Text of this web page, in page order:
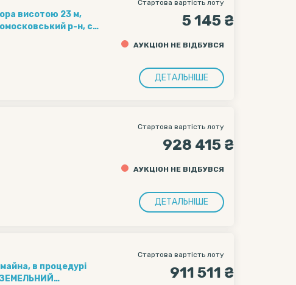
висотою 23 м,
р-н, с.
Стартова вартість лоту
5 145 ₴
АУКЦІОН НЕ ВІДБУВСЯ
ДЕТАЛЬНІШЕ
Стартова вартість лоту
928 415 ₴
АУКЦІОН НЕ ВІДБУВСЯ
ДЕТАЛЬНІШЕ
в процедурі
Стартова вартість лоту
911 511 ₴